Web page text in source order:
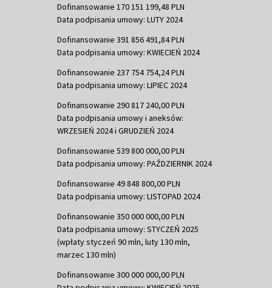
Dofinansowanie 170 151 199,48 PLN
Data podpisania umowy: LUTY 2024
Dofinansowanie 391 856 491,84 PLN
Data podpisania umowy: KWIECIEŃ 2024
Dofinansowanie 237 754 754,24 PLN
Data podpisania umowy: LIPIEC 2024
Dofinansowanie 290 817 240,00 PLN
Data podpisania umowy i aneksów:
WRZESIEŃ 2024 i GRUDZIEŃ 2024
Dofinansowanie 539 800 000,00 PLN
Data podpisania umowy: PAŹDZIERNIK 2024
Dofinansowanie 49 848 800,00 PLN
Data podpisania umowy: LISTOPAD 2024
Dofinansowanie 350 000 000,00 PLN
Data podpisania umowy: STYCZEŃ 2025
(wpłaty styczeń 90 mln, luty 130 mln,
marzec 130 mln)
Dofinansowanie 300 000 000,00 PLN